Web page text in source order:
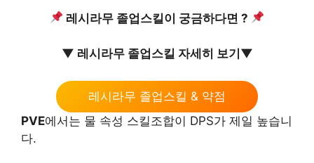
레시라무 졸업스킬이 궁금하다면 ?
▼ 레시라무 졸업스킬 자세히 보기▼
레시라무 졸업스킬 & 약점
PVE에서는 물 속성 스킬조합이 DPS가 제일 높습니
다.